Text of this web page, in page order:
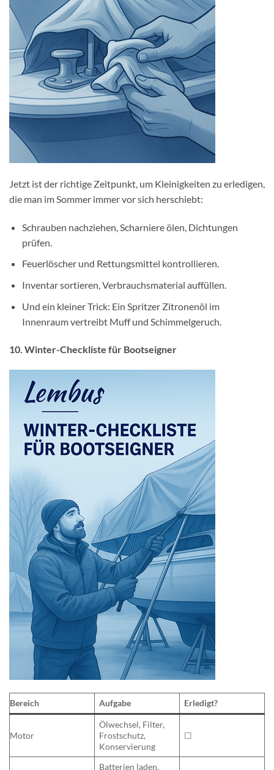
Jetzt ist der richtige Zeitpunkt, um Kleinigkeiten zu erledigen,
die man im Sommer immer vor sich herschiebt:
Schrauben nachziehen, Scharniere ölen, Dichtungen
prüfen.
Feuerlöscher und Rettungsmittel kontrollieren.
Inventar sortieren, Verbrauchsmaterial auffüllen.
Und ein kleiner Trick: Ein Spritzer Zitronenöl im
Innenraum vertreibt Muff und Schimmelgeruch.
10. Winter-Checkliste für Bootseigner
Bereich Aufgabe Erledigt?
Motor
Ölwechsel, Filter,
Frostschutz,
Konservierung
☐
Batterien laden,